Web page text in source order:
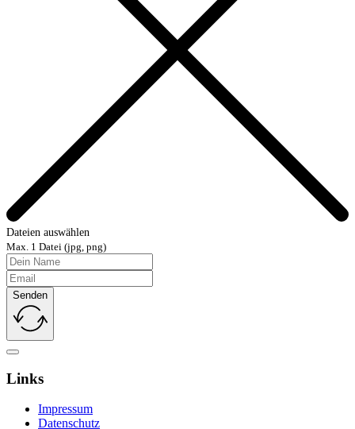
Dateien auswählen
Max. 1 Datei (jpg, png)
Senden
Links
Impressum
Datenschutz